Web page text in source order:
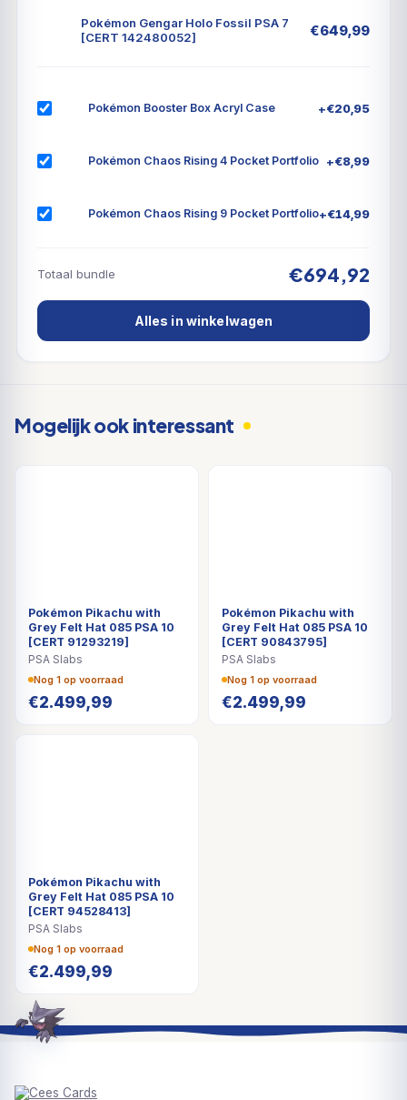
Pokémon Gengar Holo Fossil PSA 7
[CERT 142480052]
€649,99
Pokémon Booster Box Acryl Case +€20,95
Pokémon Chaos Rising 4 Pocket Portfolio +€8,99
Pokémon Chaos Rising 9 Pocket Portfolio+€14,99
Totaal bundle €694,92
Alles in winkelwagen
Mogelijk ook interessant
Pokémon Pikachu with
Grey Felt Hat 085 PSA 10
[CERT 91293219]
PSA Slabs
Nog 1 op voorraad
€2.499,99
Pokémon Pikachu with
Grey Felt Hat 085 PSA 10
[CERT 90843795]
PSA Slabs
Nog 1 op voorraad
€2.499,99
Pokémon Pikachu with
Grey Felt Hat 085 PSA 10
[CERT 94528413]
PSA Slabs
Nog 1 op voorraad
€2.499,99